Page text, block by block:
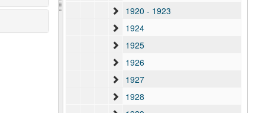
1920 - 1923
1924
1925
1926
1927
1928